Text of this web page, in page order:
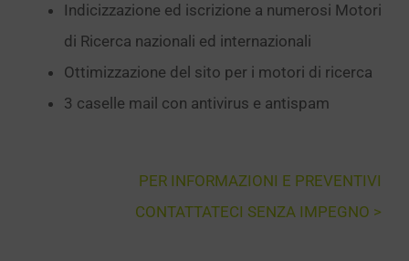
Indicizzazione ed iscrizione a numerosi Motori
di Ricerca nazionali ed internazionali
Ottimizzazione del sito per i motori di ricerca
3 caselle mail con antivirus e antispam
PER INFORMAZIONI E PREVENTIVI
CONTATTATECI SENZA IMPEGNO >